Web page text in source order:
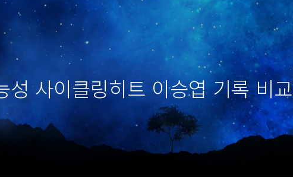
성 사이클링히트 이승엽 기록 비교